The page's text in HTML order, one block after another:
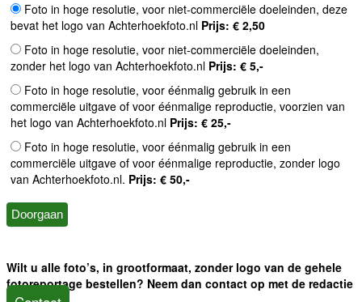
Foto in hoge resolutie, voor niet-commerciële doeleinden, deze
bevat het logo van Achterhoekfoto.nl Prijs: € 2,50
Foto in hoge resolutie, voor niet-commerciële doeleinden,
zonder het logo van Achterhoekfoto.nl Prijs: € 5,-
Foto in hoge resolutie, voor éénmalig gebruik in een
commerciële uitgave of voor éénmalige reproductie, voorzien van
het logo van Achterhoekfoto.nl Prijs: € 25,-
Foto in hoge resolutie, voor éénmalig gebruik in een
commerciële uitgave of voor éénmalige reproductie, zonder logo
van Achterhoekfoto.nl. Prijs: € 50,-
Wilt u alle foto’s, in grootformaat, zonder logo van de gehele
fotoreportage bestellen? Neem dan contact op met de redactie